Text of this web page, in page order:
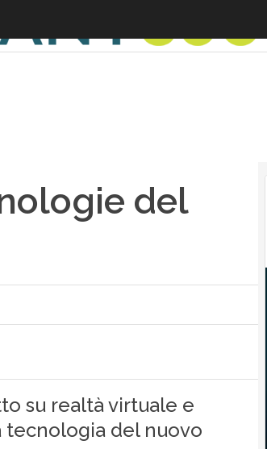
del
su realtà virtuale e
del nuovo